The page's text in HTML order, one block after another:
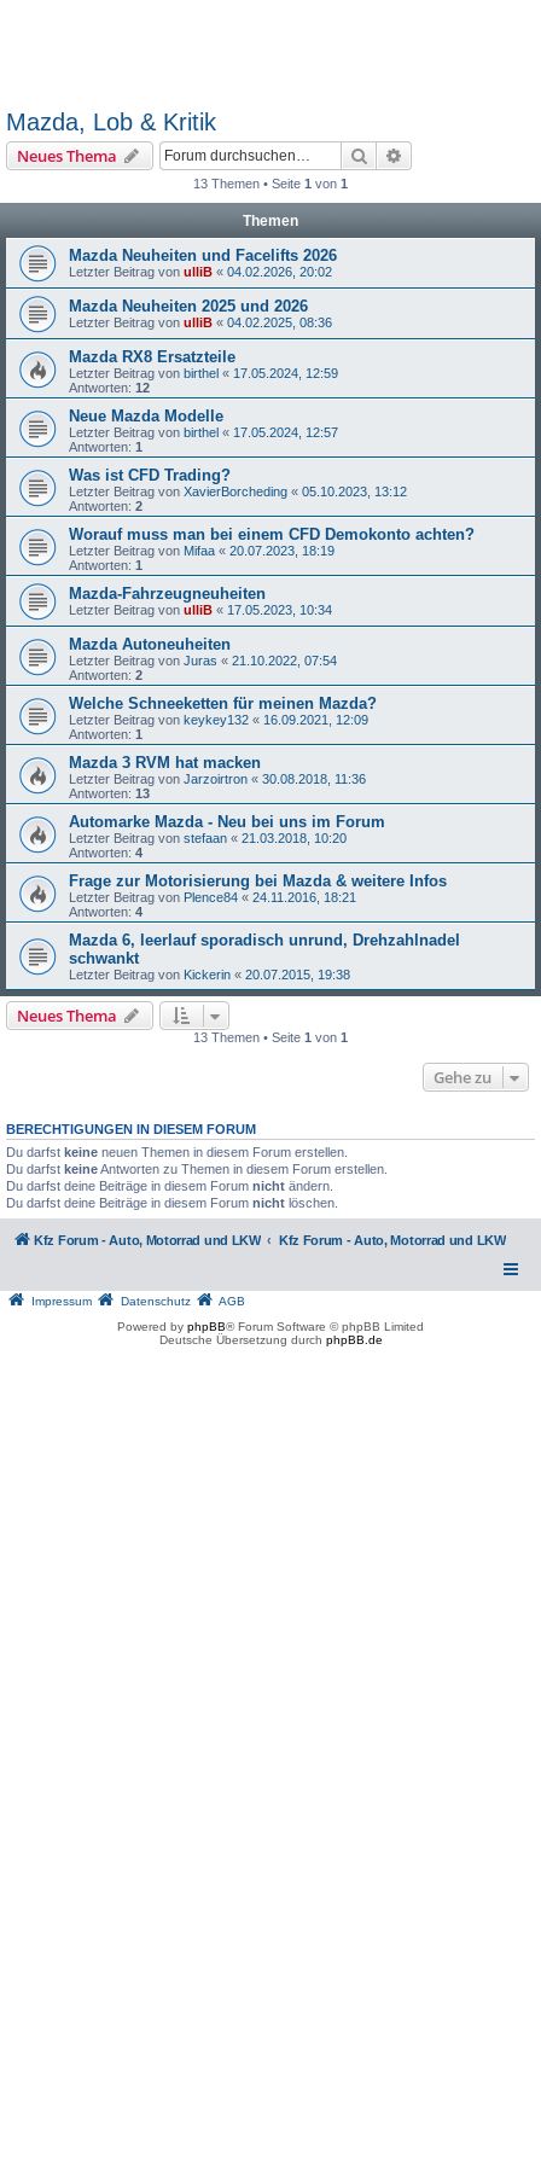
Mazda, Lob & Kritik
Neues Thema Suche
13 Themen • Seite 1 von 1
Themen
Mazda Neuheiten und Facelifts 2026
Letzter Beitrag von ulliB « 04.02.2026, 20:02
Mazda Neuheiten 2025 und 2026
Letzter Beitrag von ulliB « 04.02.2025, 08:36
Mazda RX8 Ersatzteile
Letzter Beitrag von birthel « 17.05.2024, 12:59
Antworten: 12
Neue Mazda Modelle
Letzter Beitrag von birthel « 17.05.2024, 12:57
Antworten: 1
Was ist CFD Trading?
Letzter Beitrag von XavierBorcheding « 05.10.2023, 13:12
Antworten: 2
Worauf muss man bei einem CFD Demokonto achten?
Letzter Beitrag von Mifaa « 20.07.2023, 18:19
Antworten: 1
Mazda-Fahrzeugneuheiten
Letzter Beitrag von ulliB « 17.05.2023, 10:34
Mazda Autoneuheiten
Letzter Beitrag von Juras « 21.10.2022, 07:54
Antworten: 2
Welche Schneeketten für meinen Mazda?
Letzter Beitrag von keykey132 « 16.09.2021, 12:09
Antworten: 1
Mazda 3 RVM hat macken
Letzter Beitrag von Jarzoirtron « 30.08.2018, 11:36
Antworten: 13
Automarke Mazda - Neu bei uns im Forum
Letzter Beitrag von stefaan « 21.03.2018, 10:20
Antworten: 4
Frage zur Motorisierung bei Mazda & weitere Infos
Letzter Beitrag von Plence84 « 24.11.2016, 18:21
Antworten: 4
Mazda 6, leerlauf sporadisch unrund, Drehzahlnadel
schwankt
Letzter Beitrag von Kickerin « 20.07.2015, 19:38
Neues Thema
13 Themen • Seite 1 von 1
Gehe zu
BERECHTIGUNGEN IN DIESEM FORUM
Du darfst keine neuen Themen in diesem Forum erstellen.
Du darfst keineAntworten zu Themen in diesem Forum erstellen.
Du darfst deine Beiträge in diesem Forum nicht ändern.
Du darfst deine Beiträge in diesem Forum nicht löschen.
Kfz Forum - Auto, Motorrad und LKW Kfz Forum - Auto, Motorrad und LKW
Impressum Datenschutz
AGB
Powered by phpBB® Forum Software © phpBB Limited
Deutsche Übersetzung durch phpBB.de